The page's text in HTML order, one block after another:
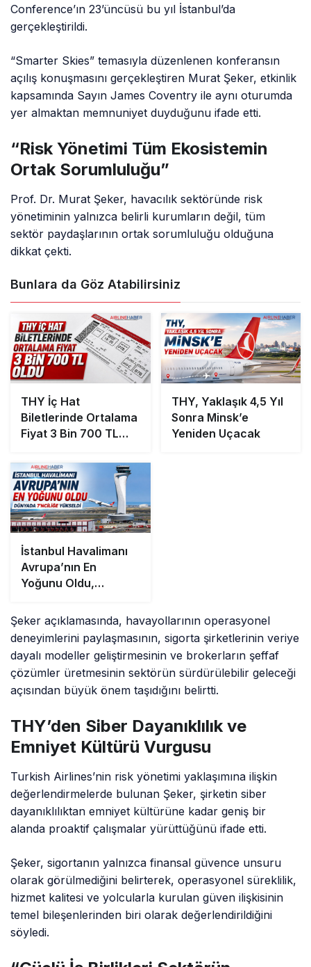
Conference’ın 23’üncüsü bu yıl İstanbul’da
gerçekleştirildi.
“Smarter Skies” temasıyla düzenlenen konferansın
açılış konuşmasını gerçekleştiren Murat Şeker, etkinlik
kapsamında Sayın James Coventry ile aynı oturumda
yer almaktan memnuniyet duyduğunu ifade etti.
“Risk Yönetimi Tüm Ekosistemin
Ortak Sorumluluğu”
Prof. Dr. Murat Şeker, havacılık sektöründe risk
yönetiminin yalnızca belirli kurumların değil, tüm
sektör paydaşlarının ortak sorumluluğu olduğuna
dikkat çekti.
Bunlara da Göz Atabilirsiniz
THY İç Hat
Biletlerinde Ortalama
Fiyat 3 Bin 700 TL
THY, Yaklaşık 4,5 Yıl
Sonra Minsk’e
Yeniden Uçacak
İstanbul Havalimanı
Avrupa’nın En
Yoğunu Oldu,
Yükseldi
Şeker açıklamasında, havayollarının operasyonel
deneyimlerini paylaşmasının, sigorta şirketlerinin veriye
dayalı modeller geliştirmesinin ve brokerların şeffaf
çözümler üretmesinin sektörün sürdürülebilir geleceği
açısından büyük önem taşıdığını belirtti.
THY’den Siber Dayanıklılık ve
Emniyet Kültürü Vurgusu
Turkish Airlines’nin risk yönetimi yaklaşımına ilişkin
değerlendirmelerde bulunan Şeker, şirketin siber
dayanıklılıktan emniyet kültürüne kadar geniş bir
alanda proaktif çalışmalar yürüttüğünü ifade etti.
Şeker, sigortanın yalnızca finansal güvence unsuru
olarak görülmediğini belirterek, operasyonel süreklilik,
hizmet kalitesi ve yolcularla kurulan güven ilişkisinin
temel bileşenlerinden biri olarak değerlendirildiğini
söyledi.